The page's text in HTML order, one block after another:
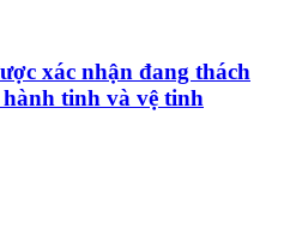
xác nhận đang thách
tinh và vệ tinh